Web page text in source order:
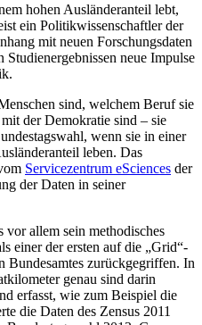
hohen Ausländeranteil lebt,
ein Politikwissenschaftler der
mit neuen Forschungsdaten
Studienergebnissen neue Impulse
sind, welchem Beruf sie
der Demokratie sind – sie
wenn sie in einer
leben. Das
Servicezentrum eSciences der
der Daten in seiner
vor allem sein methodisches
einer der ersten auf die „Grid“-
Bundesamtes zurückgegriffen. In
genau sind darin
erfasst, wie zum Beispiel die
die Daten des Zensus 2011